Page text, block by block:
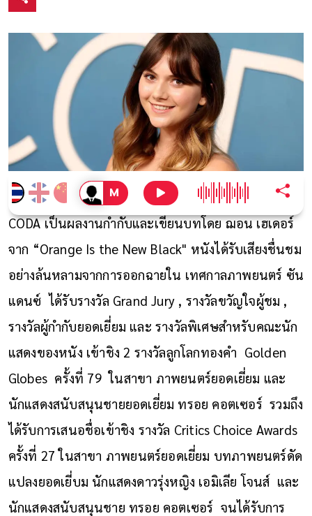
CODA เป็นผลงานกำกับและเขียนบทโดย ฌอน เฮเดอร์
จาก “Orange Is the New Black" หนังได้รับเสียงชื่นชม
อย่างล้นหลามจากการออกฉายใน เทศกาลภาพยนตร์ ซัน
แดนซ์ ได้รับรางวัล Grand Jury , รางวัลขวัญใจผู้ชม ,
รางวัลผู้กำกับยอดเยี่ยม และ รางวัลพิเศษสำหรับคณะนัก
แสดงของหนัง เข้าชิง 2 รางวัลลูกโลกทองคำ Golden
Globes ครั้งที่ 79 ในสาขา ภาพยนตร์ยอดเยี่ยม และ
นักแสดงสนับสนุนชายยอดเยี่ยม ทรอย คอตเซอร์ รวมถึง
ได้รับการเสนอชื่อเข้าชิง รางวัล Critics Choice Awards
ครั้งที่ 27 ในสาขา ภาพยนตร์ยอดเยี่ยม บทภาพยนตร์ดัด
แปลงยอดเยี่บม นักแสดงดาวรุ่งหญิง เอมิเลีย โจนส์ และ
นักแสดงสนับสนุนชาย ทรอย คอตเซอร์ จนได้รับการ